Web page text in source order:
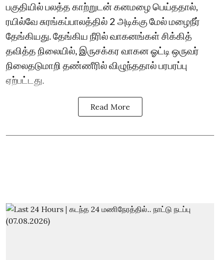
பகுதியில் பலத்த காற்றுடன் கனமழை பெய்ததால்,
ரயில்வே சுரங்கப்பாலத்தில் 2 அடிக்கு மேல் மழைநீர்
தேங்கியது. தேங்கிய நீரில் வாகனங்கள் சிக்கித்
தவித்த நிலையில், இருசக்கர வாகன ஓட்டி ஒருவர்
நிலைதடுமாறி தண்ணீரில் விழுந்ததால் பரபரப்பு
ஏற்பட்டது.
Read More